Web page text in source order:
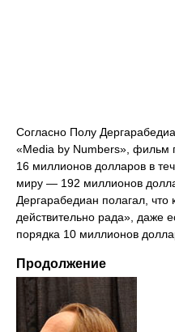
Согласно Полу
«Media by Numbers», фильм
16 миллионов долларов в
миру — 192 миллионов
Дергарабедиан полагал, что
действительно рада», даже
порядка 10 миллионов
Продолжение